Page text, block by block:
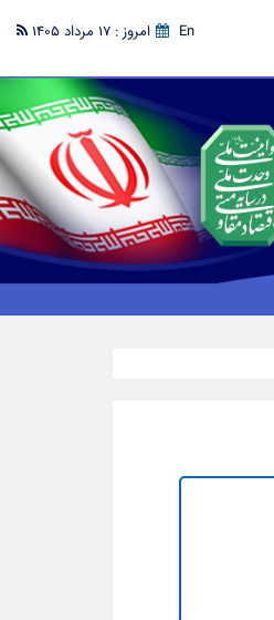
En امروز : 17 مرداد 1405